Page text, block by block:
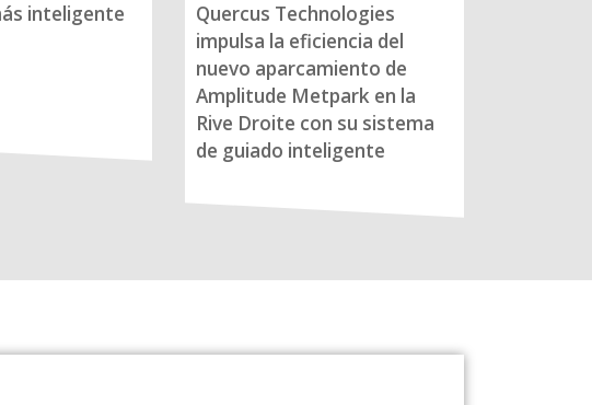
inteligente
Quercus Technologies
impulsa la eficiencia del
nuevo aparcamiento de
Amplitude Metpark en la
Rive Droite con su sistema
de guiado inteligente